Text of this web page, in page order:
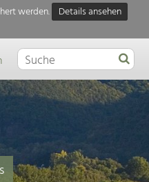
werden.
Details ansehen